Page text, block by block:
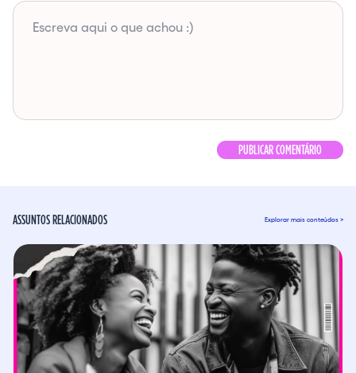
ASSUNTOS RELACIONADOS Explorar mais conteúdos >